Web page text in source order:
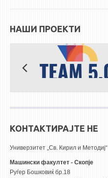
НАШИ ПРОЕКТИ
КОНТАКТИРАЈТЕ НЕ
Универзитет „Св. Кирил и Методиј“
Машински факултет - Скопје
Руѓер Бошковиќ бр.18